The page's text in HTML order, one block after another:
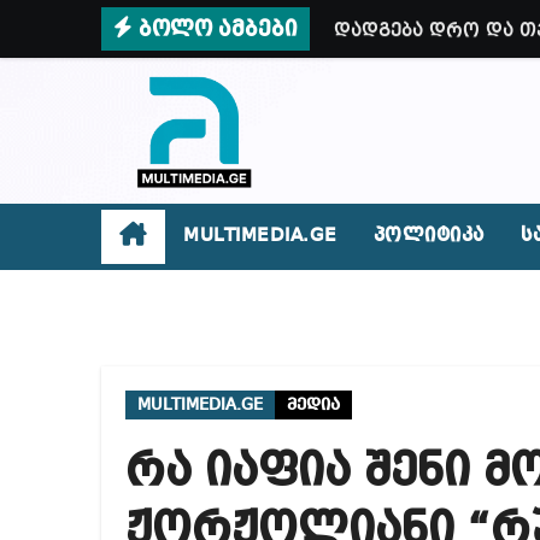
ბოლო ამბები დადგება დრო და
ვიმყოფები
როგორ დაიწყო
სუს-მა დააკავა 2
ირაკლი კობახიძე
როგორ მოვიქცეთ
რატომ წვალობენ?
რა ხდება ენტონი
მიხეილ
MULTIMEDIA.GE პოლიტიკა
MULTIMEDIA.GE მედია
რა იაფია შენი